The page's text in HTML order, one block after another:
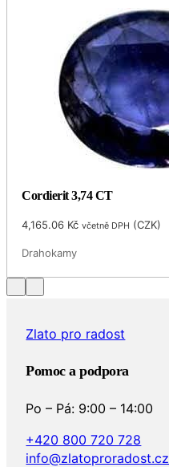
Cordierit 3,74 CT
4,165.06 Kč včetně DPH (CZK)
Drahokamy
Zlato pro radost
Pomoc a podpora
Po – Pá: 9:00 – 14:00
+420 800 720 728
info@zlatoproradost.cz